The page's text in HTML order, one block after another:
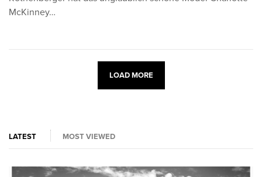
McKinney…
LOAD MORE
LATEST MOST VIEWED